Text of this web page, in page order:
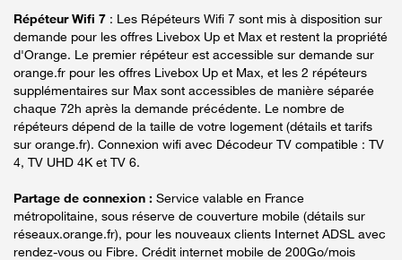
Répéteur Wifi 7 : Les Répéteurs Wifi 7 sont mis à disposition sur
demande pour les offres Livebox Up et Max et restent la propriété
d'Orange. Le premier répéteur est accessible sur demande sur
orange.fr pour les offres Livebox Up et Max, et les 2 répéteurs
supplémentaires sur Max sont accessibles de manière séparée
chaque 72h après la demande précédente. Le nombre de
répéteurs dépend de la taille de votre logement (détails et tarifs
sur orange.fr). Connexion wifi avec Décodeur TV compatible : TV
4, TV UHD 4K et TV 6.
Partage de connexion : Service valable en France
métropolitaine, sous réserve de couverture mobile (détails sur
réseaux.orange.fr), pour les nouveaux clients Internet ADSL avec
rendez-vous ou Fibre. Crédit internet mobile de 200Go/mois